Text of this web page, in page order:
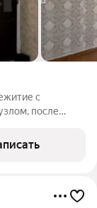
с
после
в
и